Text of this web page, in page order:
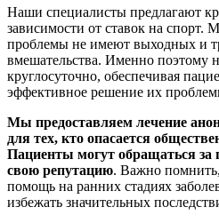
Наши специалисты предлагают
зависимости от ставок на спорт.
проблемы не имеют выходных и
вмешательства. Именно поэтому
круглосуточно, обеспечивая
эффективное решение их
Мы предоставляем лечение
для тех, кто опасается
Пациенты могут обращаться за
свою репутацию. Важно
помощь на ранних стадиях
избежать значительных